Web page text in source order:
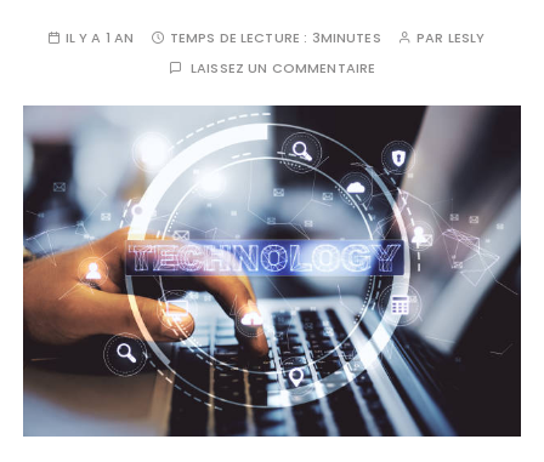
IL Y A 1 AN TEMPS DE LECTURE : 3MINUTES PAR LESLY
LAISSEZ UN COMMENTAIRE